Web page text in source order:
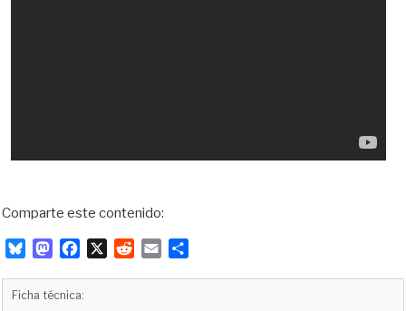
Comparte este contenido:
u
M
X
Ficha técnica: